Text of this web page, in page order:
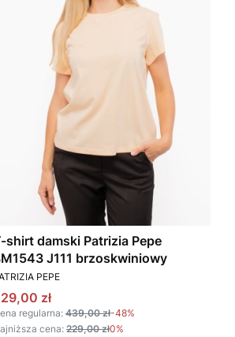
shirt damski Patrizia Pepe
J111 brzoskwiniowy
PEPE
promocyjna
zł
regularna: 439,00 zł-48%
cena:229,00 zł0%